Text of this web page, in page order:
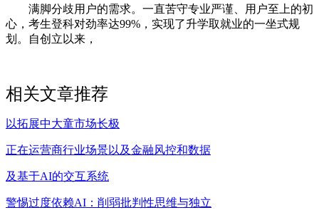
满脚分歧用户的需求。一直苦守专业严谨、用户至上的初
心，考生登科对劲率达99%，实现了升学取就业的一坐式规
划。自创立以来，
相关文章推荐
以拓展中大童市场长极
正在运营商行业场景以及金融风控和数据
及基于AI的交互系统
警惕过度依赖AI：削弱批判性思维与独立